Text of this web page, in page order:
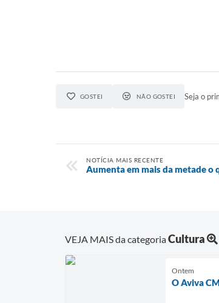
GOSTEI NÃO GOSTEI Seja o
NOTÍCIA MAIS RECENTE
Aumenta em mais da metade
VEJA MAIS da categoriaCultura
Ontem
O Aviva